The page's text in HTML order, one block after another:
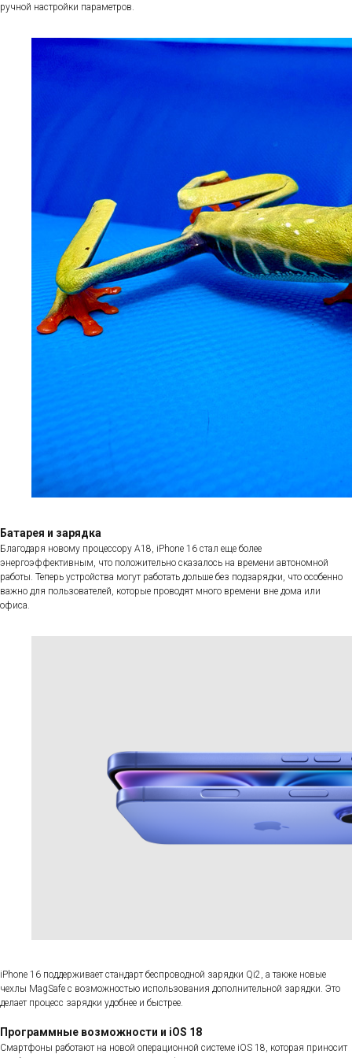
ручной настройки параметров.
Батарея и зарядка
Благодаря новому процессору A18, iPhone 16 стал еще более
энергоэффективным, что положительно сказалось на времени автономной
работы. Теперь устройства могут работать дольше без подзарядки, что особенно
важно для пользователей, которые проводят много времени вне дома или
офиса.
iPhone 16 поддерживает стандарт беспроводной зарядки Qi2, а также новые
чехлы MagSafe с возможностью использования дополнительной зарядки. Это
делает процесс зарядки удобнее и быстрее.
Программные возможности и iOS 18
Смартфоны работают на новой операционной системе iOS 18, которая приносит